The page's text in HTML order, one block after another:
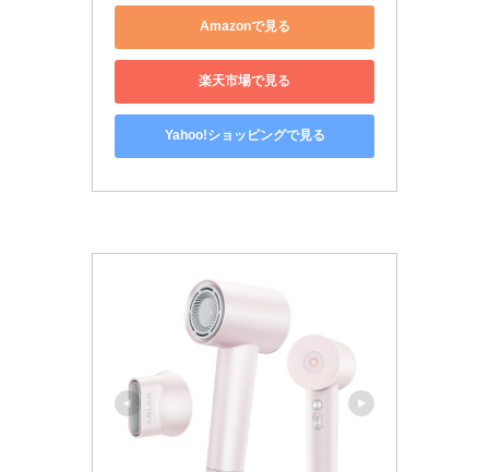
Amazonで見る
楽天市場で見る
Yahoo!ショッピングで見る